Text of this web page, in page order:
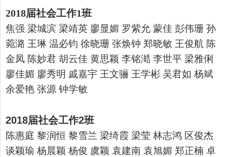
2018届社会工作1班
焦强 梁城滨 梁靖英 廖显媚 罗紫允 蒙佳 彭伟珊 孙
菀潞 王琳 温必钧 徐晓珊 张焕钟 郑晓敏 王俊航 陈
金凤 陈妙君 胡云佳 黄思颖 李铭澔 李世平 梁雅俐
廖佳媚 廖秀明 戚嘉宇 王文骊 王学彬 吴君如 杨斌
余爱艳 张源 钟学敏
2018届社会工作2班
陈惠庭 黎润恒 黎雪兰 梁绮霞 梁莹 林志鸿 区俊杰
谈颖瑜 杨晨颖 杨俊 虞颖 袁建南 袁旭媚 郑正楠 卓